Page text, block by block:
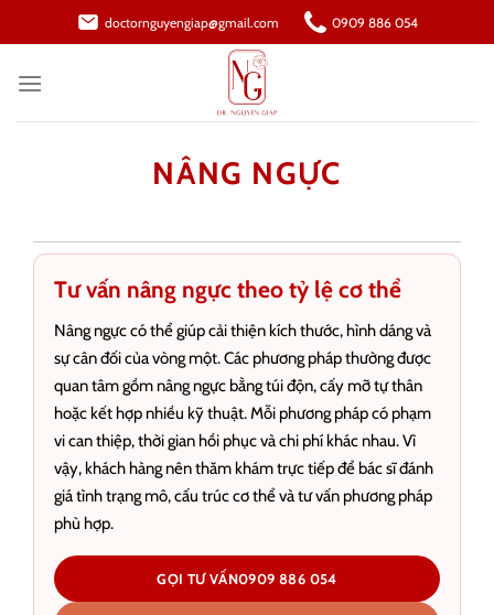
qua
dung
doctornguyengiap@gmail.com 0909 886 054
NÂNG NGỰC
Tư vấn nâng ngực theo tỷ lệ cơ thể
Nâng ngực có thể giúp cải thiện kích thước, hình dáng và
sự cân đối của vòng một. Các phương pháp thường được
quan tâm gồm nâng ngực bằng túi độn, cấy mỡ tự thân
hoặc kết hợp nhiều kỹ thuật. Mỗi phương pháp có phạm
vi can thiệp, thời gian hồi phục và chi phí khác nhau. Vì
vậy, khách hàng nên thăm khám trực tiếp để bác sĩ đánh
giá tình trạng mô, cấu trúc cơ thể và tư vấn phương pháp
phù hợp.
GỌI TƯ VẤN0909 886 054